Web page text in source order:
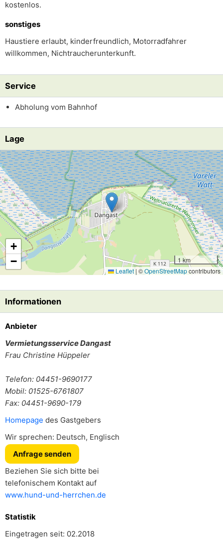
kostenlos.
sonstiges
Haustiere erlaubt, kinderfreundlich, Motorradfahrer
willkommen, Nichtraucherunterkunft.
Service
Abholung vom Bahnhof
Lage
Lade Lageplan
+
−
1 km
Leaflet | ©OpenStreetMapcontributors
Informationen
Anbieter
Vermietungsservice Dangast
Frau Christine Hüppeler
Telefon: 04451-9690177
Mobil: 01525-6761807
Fax: 04451-9690-179
Homepage des Gastgebers
Wir sprechen: Deutsch, Englisch
Anfrage senden
Beziehen Sie sich bitte bei
telefonischem Kontakt auf
www.hund-und-herrchen.de
Statistik
Eingetragen seit: 02.2018